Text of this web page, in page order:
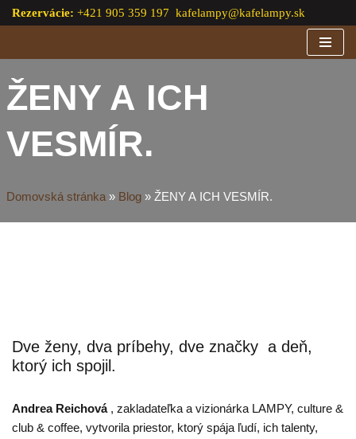
na
obsah
Rezervácie: +421 905 359 197 kafelampy@kafelampy.sk
ŽENY A ICH
VESMÍR.
Domovská stránka» Blog» ŽENY A ICH VESMÍR.
Dve ženy, dva príbehy, dve značky a deň,
ktorý ich spojil.
Andrea Reichová, zakladateľka a vizionárka LAMPY, culture &
club & coffee, vytvorila priestor, ktorý spája ľudí, ich talenty,